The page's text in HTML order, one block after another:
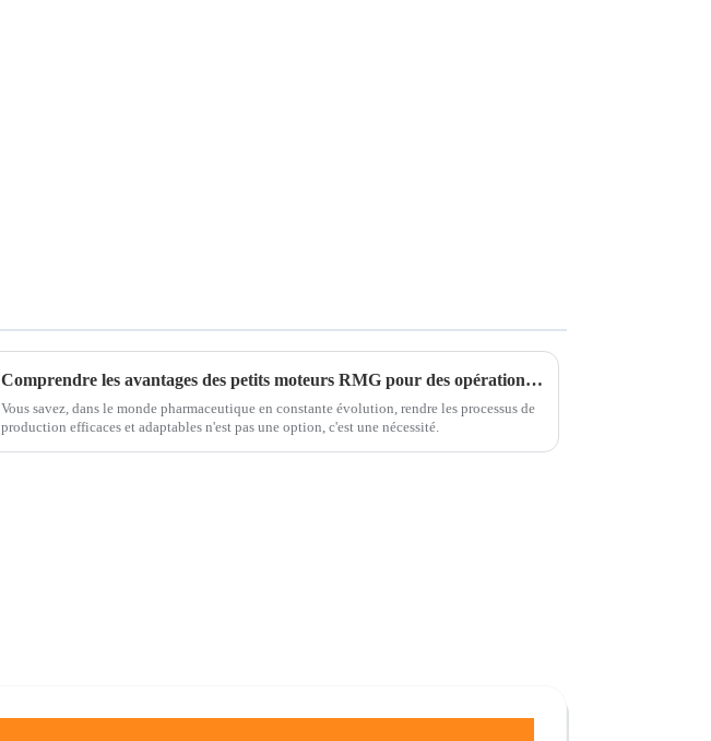
Comprendre les avantages des petits moteurs RMG pour des opérations efficaces
Vous savez, dans le monde pharmaceutique en constante évolution, rendre les processus de
production efficaces et adaptables n'est pas une option, c'est une nécessité.